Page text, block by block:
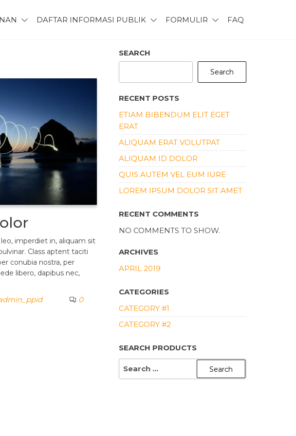
DAFTAR INFORMASI PUBLIK FORMULIR FAQ
imperdiet in, aliquam sit
Class aptent taciti
conubia nostra, per
libero, dapibus nec,
0
SEARCH
Search
RECENT POSTS
ETIAM BIBENDUM ELIT EGET
ERAT
ALIQUAM ERAT VOLUTPAT
ALIQUAM ID DOLOR
QUIS AUTEM VEL EUM IURE
LOREM IPSUM DOLOR SIT AMET
RECENT COMMENTS
NO COMMENTS TO SHOW.
ARCHIVES
APRIL 2019
CATEGORIES
CATEGORY #1
CATEGORY #2
SEARCH PRODUCTS
SEARCH